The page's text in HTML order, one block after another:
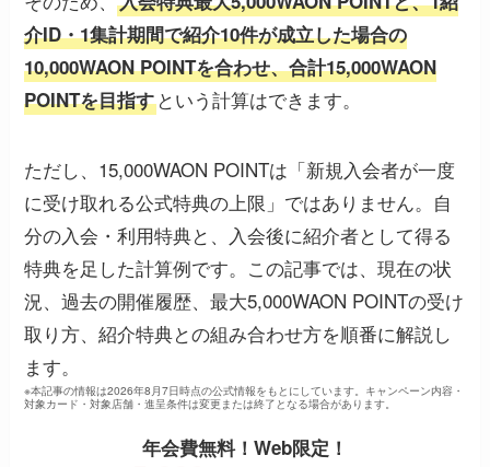
介ID・1集計期間で紹介10件が成立した場合の
10,000WAON POINTを合わせ、合計15,000WAON
POINTを目指すという計算はできます。
ただし、15,000WAON POINTは「新規入会者が一度
に受け取れる公式特典の上限」ではありません。自
分の入会・利用特典と、入会後に紹介者として得る
特典を足した計算例です。この記事では、現在の状
況、過去の開催履歴、最大5,000WAON POINTの受け
取り方、紹介特典との組み合わせ方を順番に解説し
ます。
※本記事の情報は2026年8月7日時点の公式情報をもとにしています。キャンペーン内容・
対象カード・対象店舗・進呈条件は変更または終了となる場合があります。
年会費無料！ Web限定！